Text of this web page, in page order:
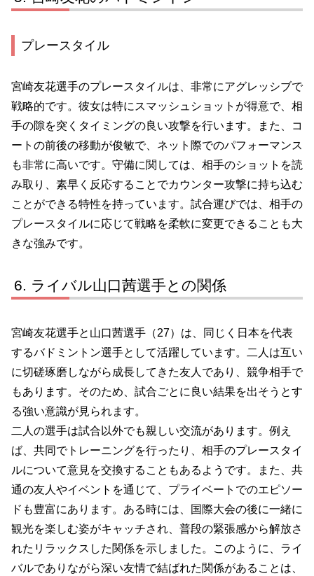
プレースタイル
宮崎友花選手のプレースタイルは、非常にアグレッシブで
戦略的です。彼女は特にスマッシュショットが得意で、相
手の隙を突くタイミングの良い攻撃を行います。また、コ
ートの前後の移動が俊敏で、ネット際でのパフォーマンス
も非常に高いです。守備に関しては、相手のショットを読
み取り、素早く反応することでカウンター攻撃に持ち込む
ことができる特性を持っています。試合運びでは、相手の
プレースタイルに応じて戦略を柔軟に変更できることも大
きな強みです。
ライバル山口茜選手との関係
宮崎友花選手と山口茜選手（27）は、同じく日本を代表
するバドミントン選手として活躍しています。二人は互い
に切磋琢磨しながら成長してきた友人であり、競争相手で
もあります。そのため、試合ごとに良い結果を出そうとす
る強い意識が見られます。
二人の選手は試合以外でも親しい交流があります。例え
ば、共同でトレーニングを行ったり、相手のプレースタイ
ルについて意見を交換することもあるようです。また、共
通の友人やイベントを通じて、プライベートでのエピソー
ドも豊富にあります。ある時には、国際大会の後に一緒に
観光を楽しむ姿がキャッチされ、普段の緊張感から解放さ
れたリラックスした関係を示しました。このように、ライ
バルでありながら深い友情で結ばれた関係があることは、